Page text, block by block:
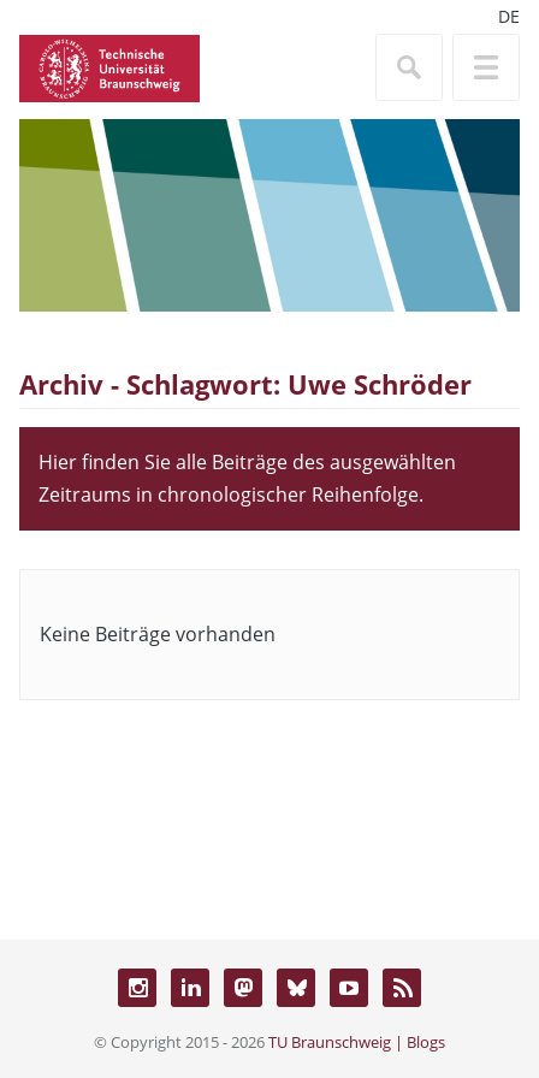
DE
Archiv - Schlagwort: Uwe Schröder
Hier finden Sie alle Beiträge des ausgewählten
Zeitraums in chronologischer Reihenfolge.
Keine Beiträge vorhanden
© Copyright 2015 - 2026TU Braunschweig | Blogs